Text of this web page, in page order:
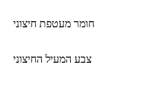
חומר מעטפת חיצוני
צבע המעיל החיצוני